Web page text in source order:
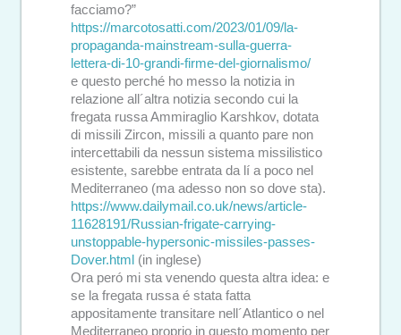
facciamo?”
https://marcotosatti.com/2023/01/09/la-
propaganda-mainstream-sulla-guerra-
lettera-di-10-grandi-firme-del-giornalismo/
e questo perché ho messo la notizia in
relazione all´altra notizia secondo cui la
fregata russa Ammiraglio Karshkov, dotata
di missili Zircon, missili a quanto pare non
intercettabili da nessun sistema missilistico
esistente, sarebbe entrata da lí a poco nel
Mediterraneo (ma adesso non so dove sta).
https://www.dailymail.co.uk/news/article-
11628191/Russian-frigate-carrying-
unstoppable-hypersonic-missiles-passes-
Dover.html (in inglese)
Ora peró mi sta venendo questa altra idea: e
se la fregata russa é stata fatta
appositamente transitare nell´Atlantico o nel
Mediterraneo proprio in questo momento per